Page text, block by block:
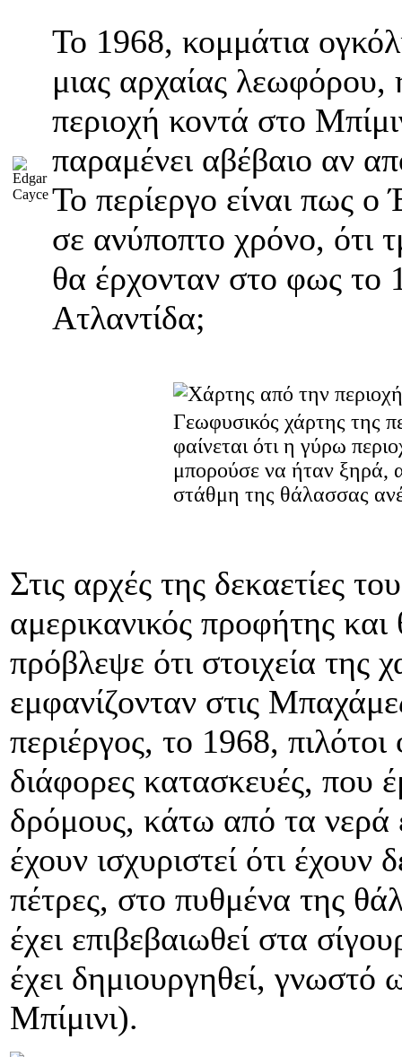
Το 1968, κομμάτια
μιας αρχαίας
περιοχή κοντά στο
παραμένει αβέβαιο αν
Το περίεργο είναι πως
σε ανύποπτο χρόνο, ότι
θα έρχονταν στο φως το
Ατλαντίδα;
Γεωφυσικός χάρτης της
φαίνεται ότι η γύρω
μπορούσε να ήταν ξηρά,
στάθμη της θάλασσας
Στις αρχές της δεκαετίες
αμερικανικός προφήτης
πρόβλεψε ότι στοιχεία της
εμφανίζονταν στις
περιέργος, το 1968,
διάφορες κατασκευές, που
δρόμους, κάτω από τα
έχουν ισχυριστεί ότι
πέτρες, στο πυθμένα της
έχει επιβεβαιωθεί στα
έχει δημιουργηθεί,
Μπίμινι).